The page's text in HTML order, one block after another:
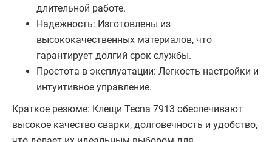
длительной работе.
Надежность: Изготовлены из
высококачественных материалов, что
гарантирует долгий срок службы.
Простота в эксплуатации: Легкость настройки и
интуитивное управление.
Краткое резюме: Клещи Tecna 7913 обеспечивают
высокое качество сварки, долговечность и удобство,